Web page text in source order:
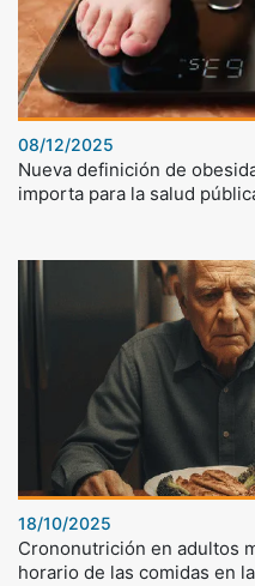
08/12/2025
Nueva definición de
importa para la salud
18/10/2025
Crononutrición en adultos
horario de las comidas en